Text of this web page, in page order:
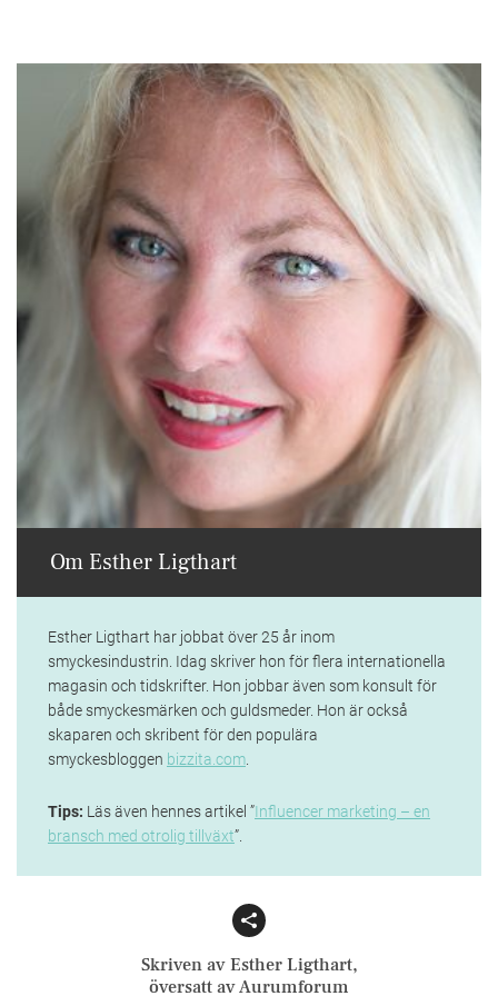
Om Esther Ligthart
Esther Ligthart har jobbat över 25 år inom
smyckesindustrin. Idag skriver hon för flera internationella
magasin och tidskrifter. Hon jobbar även som konsult för
både smyckesmärken och guldsmeder. Hon är också
skaparen och skribent för den populära
smyckesbloggen bizzita.com.
Tips: Läs även hennes artikel ”Influencer marketing – en
bransch med otrolig tillväxt”.
Facebook
Skriven av Esther Ligthart,
översatt av Aurumforum